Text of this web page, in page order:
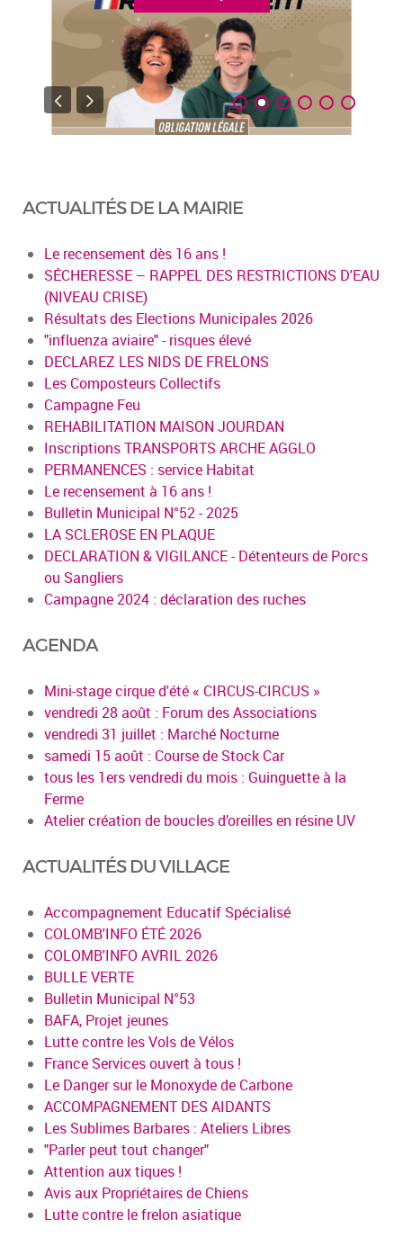
ACTUALITÉS DE LA MAIRIE
Le recensement dès 16 ans !
SÉCHERESSE – RAPPEL DES RESTRICTIONS D'EAU
(NIVEAU CRISE)
Résultats des Elections Municipales 2026
"influenza aviaire" - risques élevé
DECLAREZ LES NIDS DE FRELONS
Les Composteurs Collectifs
Campagne Feu
REHABILITATION MAISON JOURDAN
Inscriptions TRANSPORTS ARCHE AGGLO
PERMANENCES : service Habitat
Le recensement à 16 ans !
Bulletin Municipal N°52 - 2025
LA SCLEROSE EN PLAQUE
DECLARATION & VIGILANCE - Détenteurs de Porcs
ou Sangliers
Campagne 2024 : déclaration des ruches
AGENDA
Mini-stage cirque d'été « CIRCUS-CIRCUS »
vendredi 28 août : Forum des Associations
vendredi 31 juillet : Marché Nocturne
samedi 15 août : Course de Stock Car
tous les 1ers vendredi du mois : Guinguette à la
Ferme
Atelier création de boucles d’oreilles en résine UV
ACTUALITÉS DU VILLAGE
Accompagnement Educatif Spécialisé
COLOMB'INFO ÉTÉ 2026
COLOMB'INFO AVRIL 2026
BULLE VERTE
Bulletin Municipal N°53
BAFA, Projet jeunes
Lutte contre les Vols de Vélos
France Services ouvert à tous !
Le Danger sur le Monoxyde de Carbone
ACCOMPAGNEMENT DES AIDANTS
Les Sublimes Barbares : Ateliers Libres
"Parler peut tout changer"
Attention aux tiques !
Avis aux Propriétaires de Chiens
Lutte contre le frelon asiatique